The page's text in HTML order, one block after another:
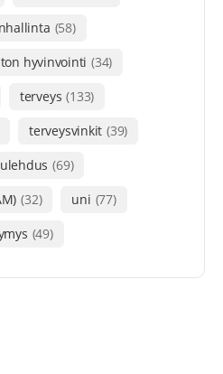
(58)
hyvinvointi (34)
terveys (133)
terveysvinkit (39)
(69)
(32) uni (77)
(49)